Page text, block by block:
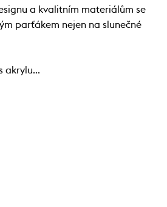
a kvalitním materiálům se
parťákem nejen na slunečné
akrylu…